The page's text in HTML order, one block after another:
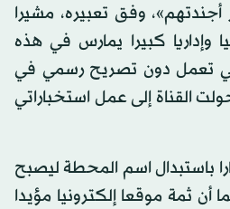
وفق تعبيره، مشيرا
وإداريا كبيرا يمارس في هذه
تعمل دون تصريح رسمي في
القناة إلى عمل استخباراتي
باستبدال اسم المحطة ليصبح
أن ثمة موقعا إلكترونيا مؤيدا